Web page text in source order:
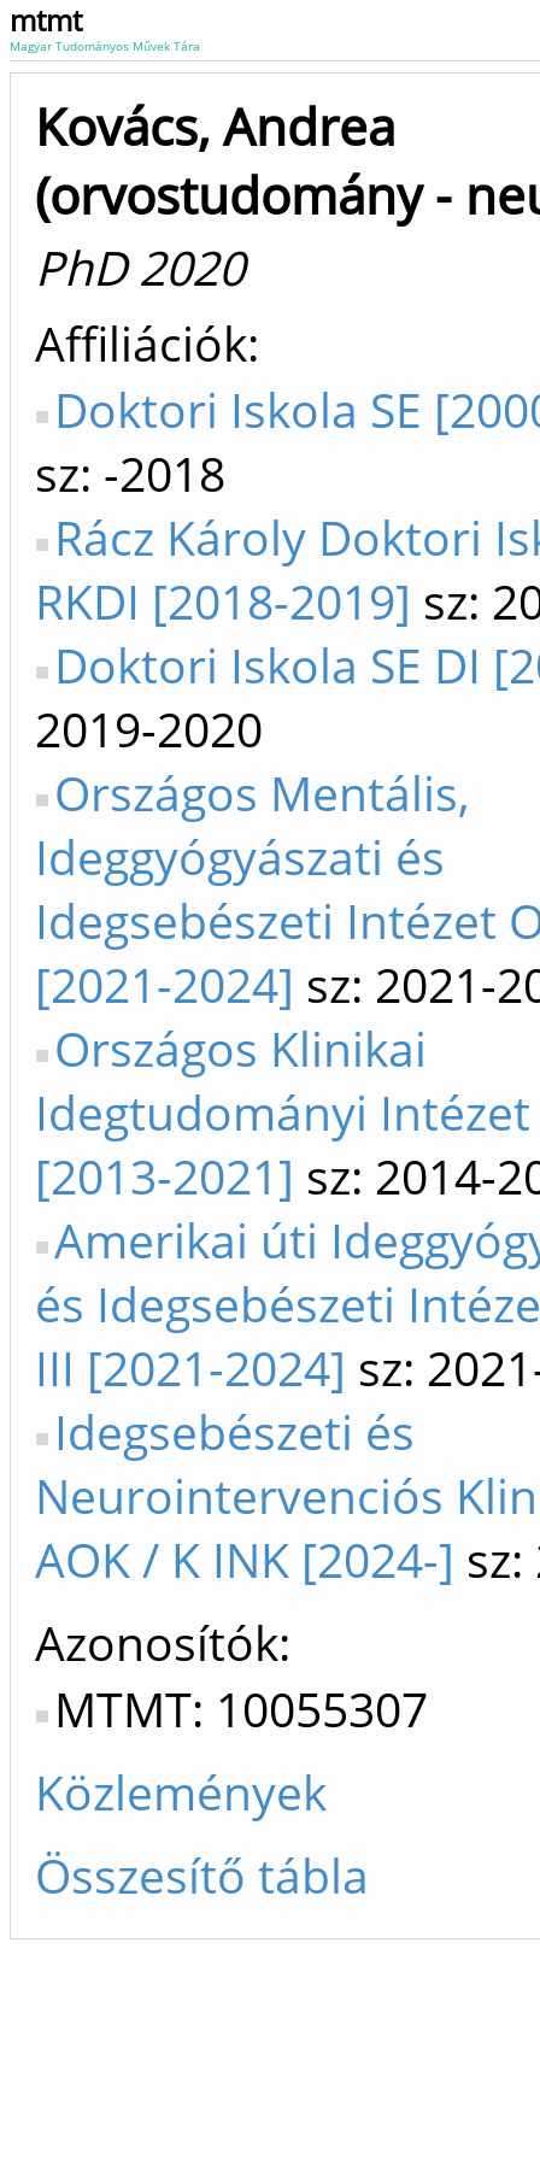
mtmt
Magyar Tudományos Művek Tára
Kovács, Andrea
(orvostudomány -
PhD 2020
Affiliációk
Doktori Iskola SE
sz: -2018
Rácz Károly Doktori
RKDI [2018-2019] sz:
Doktori Iskola SE DI
2019-2020
Országos Mentális,
Ideggyógyászati és
Idegsebészeti Intézet
[2021-2024] sz: 2021-
Országos Klinikai
Idegtudományi Intézet
[2013-2021] sz: 2014-
Amerikai úti
és Idegsebészeti
III [2021-2024] sz:
Idegsebészeti és
Neurointervenciós
AOK / K INK [2024-]
Azonosítók
MTMT: 10055307
Közlemények
Összesítő tábla